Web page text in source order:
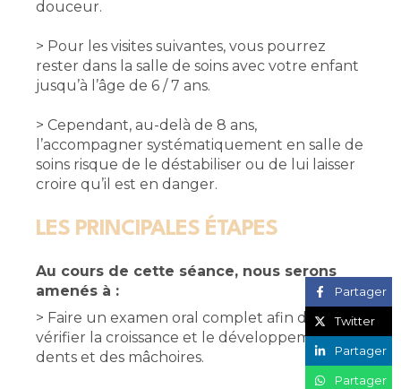
douceur.
> Pour les visites suivantes, vous pourrez
rester dans la salle de soins avec votre enfant
jusqu’à l’âge de 6 / 7 ans.
> Cependant, au-delà de 8 ans,
l’accompagner systématiquement en salle de
soins risque de le déstabiliser ou de lui laisser
croire qu’il est en danger.
LES PRINCIPALES ÉTAPES
Au cours de cette séance, nous serons
amenés à :
> Faire un examen oral complet afin de
vérifier la croissance et le développement des
dents et des mâchoires.
Partager
Twitter
Partager
Partager